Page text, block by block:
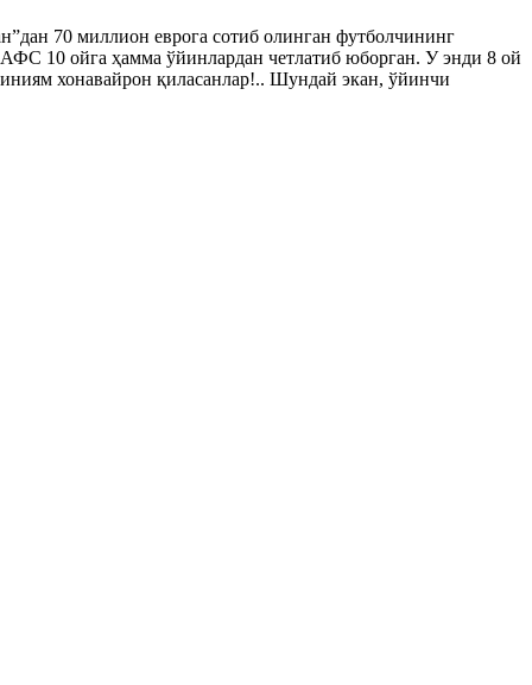
70 миллион еврога сотиб олинган футболчининг
10 ойга ҳамма ўйинлардан четлатиб юборган. У энди 8 ой
хонавайрон қиласанлар!.. Шундай экан, ўйинчи